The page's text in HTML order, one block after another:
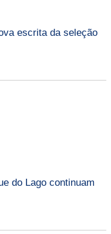
escrita da seleção
do Lago continuam